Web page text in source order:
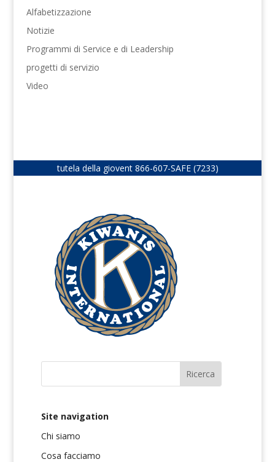
Alfabetizzazione
Notizie
Programmi di Service e di Leadership
progetti di servizio
Video
tutela della giovent 866-607-SAFE (7233)
Site navigation
Chi siamo
Cosa facciamo